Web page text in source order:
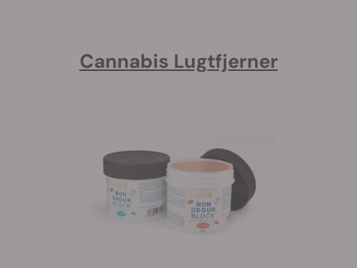
Cannabis Lugtfjerner